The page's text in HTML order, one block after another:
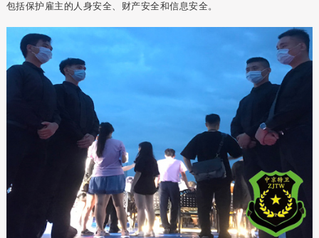
包括保护雇主的人身安全、财产安全和信息安全。